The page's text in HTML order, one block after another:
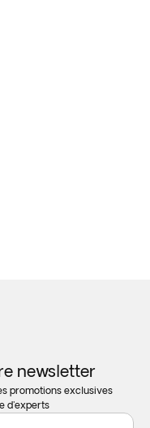
newsletter
promotions exclusives
d'experts